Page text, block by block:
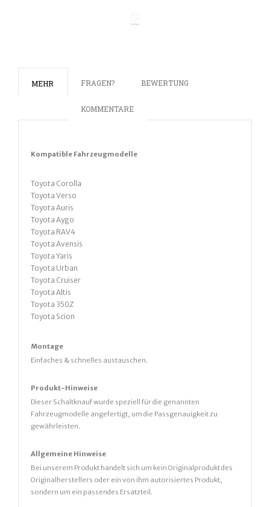
MEHR FRAGEN? BEWERTUNG
KOMMENTARE
Kompatible Fahrzeugmodelle
Toyota Corolla
Toyota Verso
Toyota Auris
Toyota Aygo
Toyota RAV4
Toyota Avensis
Toyota Yaris
Toyota Urban
Toyota Cruiser
Toyota Altis
Toyota 350Z
Toyota Scion
Montage
Einfaches & schnelles austauschen.
Produkt-Hinweise
Dieser Schaltknauf wurde speziell für die genannten
Fahrzeugmodelle angefertigt, um die Passgenauigkeit zu
gewährleisten.
Allgemeine Hinweise
Bei unserem Produkt handelt sich um kein Originalprodukt des
Originalherstellers oder ein von ihm autorisiertes Produkt,
sondern um ein passendes Ersatzteil.